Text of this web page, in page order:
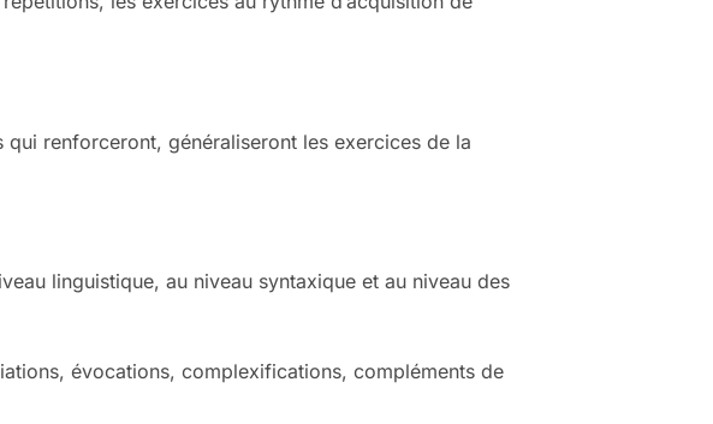
qui renforceront, généraliseront les exercices de la
linguistique, au niveau syntaxique et au niveau des
évocations, complexifications, compléments de